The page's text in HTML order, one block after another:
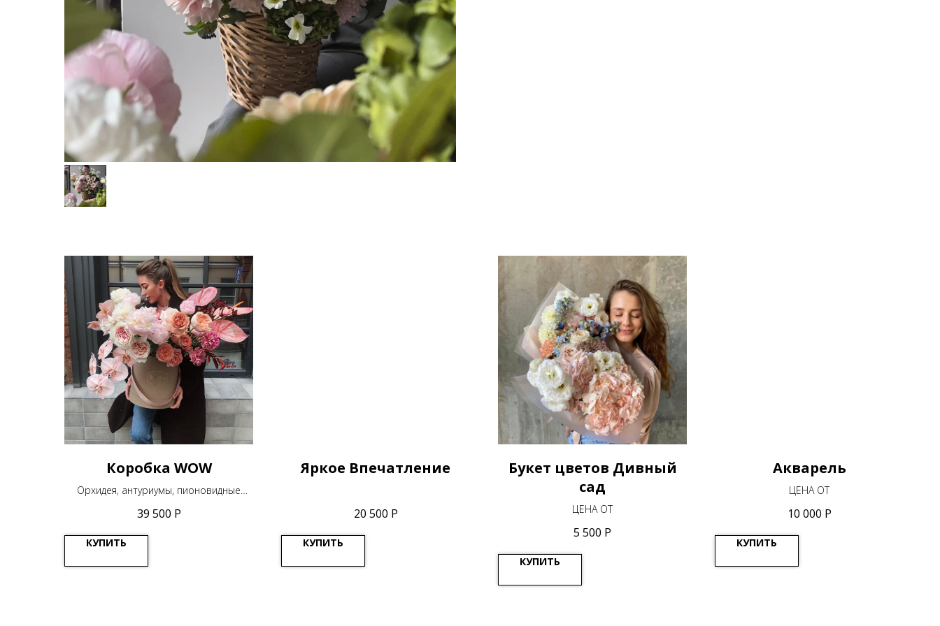
Коробка WOW
Орхидея, антуриумы, пионовидные
коробке.
39 500 Р
КУПИТЬ
Яркое Впечатление
20 500 Р
КУПИТЬ
Букет цветов Дивный
сад
ЦЕНА ОТ
5 500 Р
КУПИТЬ
Акварель
ЦЕНА ОТ
10 000 Р
КУПИТЬ